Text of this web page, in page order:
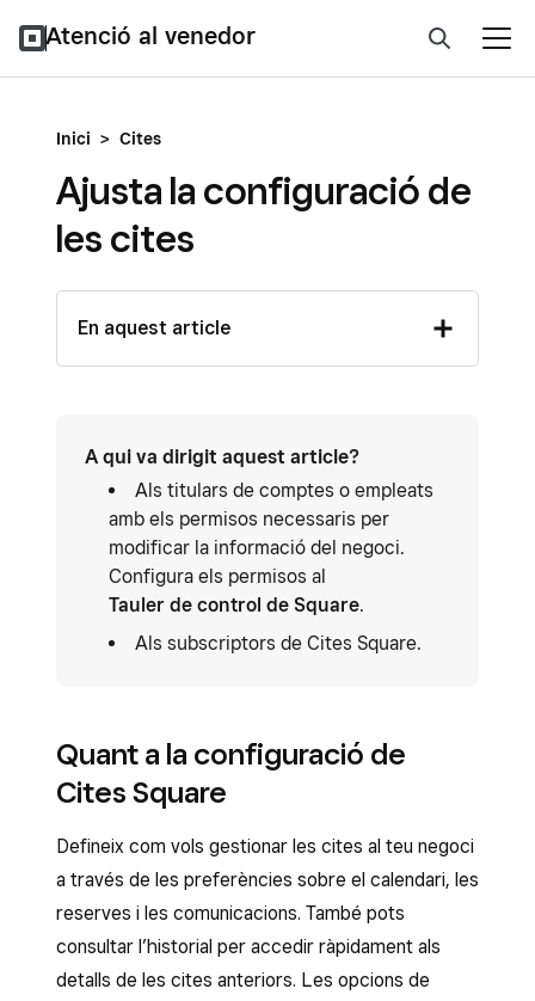
Atenció al venedor
Inici > Cites
Ajusta la configuració de
les cites
En aquest article
A qui va dirigit aquest article?
Als titulars de comptes o empleats
amb els permisos necessaris per
modificar la informació del negoci.
Configura els permisos al
Tauler de control de Square.
Als subscriptors de Cites Square.
Quant a la configuració de
Cites Square
Defineix com vols gestionar les cites al teu negoci
a través de les preferències sobre el calendari, les
reserves i les comunicacions. També pots
consultar l’historial per accedir ràpidament als
detalls de les cites anteriors. Les opcions de